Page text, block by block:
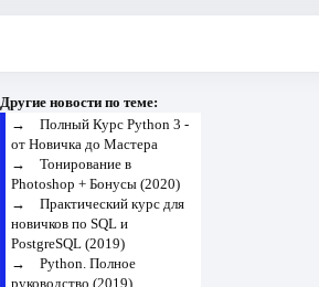
Другие новости по теме:
→Полный Курс Python 3 -
от Новичка до Мастера
→Тонирование в
Photoshop + Бонусы (2020)
→Практический курс для
новичков по SQL и
PostgreSQL (2019)
→Python. Полное
руководство (2019)